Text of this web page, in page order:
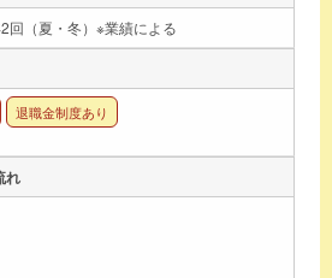
回（夏・冬）※業績による
退職金制度あり
れ